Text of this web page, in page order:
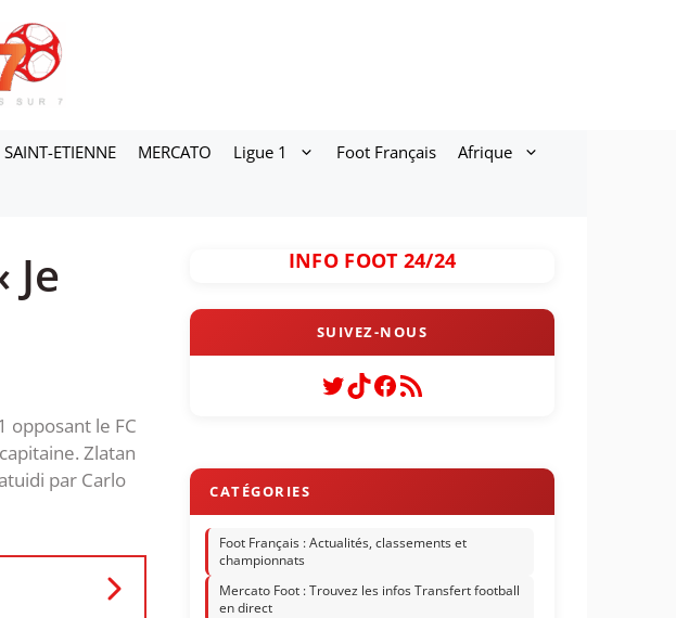
SAINT-ETIENNE MERCATO Ligue 1 Foot Français Afrique
opposant le FC
Zlatan
par Carlo
INFO FOOT 24/24
Twitter
TikTok
Facebook
Flux RSS
Foot Français : Actualités, classements et
championnats
Mercato Foot : Trouvez les infos Transfert football
en direct